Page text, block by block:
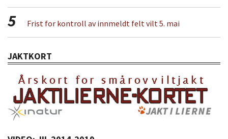
5 Frist for kontroll av innmeldt felt vilt 5. mai
JAKTKORT